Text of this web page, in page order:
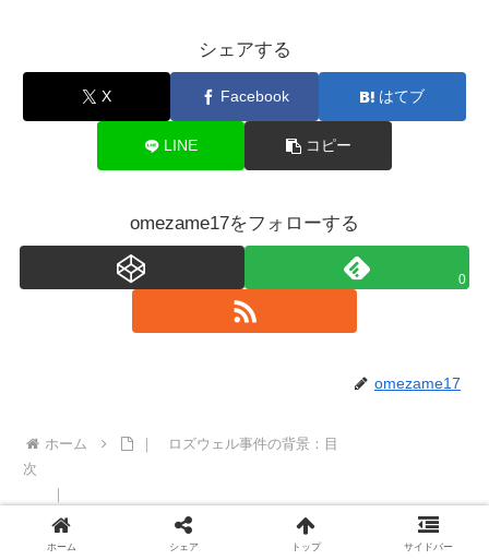
シェアする
X Facebook はてブ
LINE コピー
omezame17をフォローする
0
omezame17
ホーム
｜ ロズウェル事件の背景：目
次
ホーム シェア トップ サイドバー